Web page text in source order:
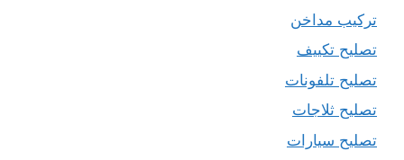
تركيب مداخن
تصليح تكييف
تصليح تلفونات
تصليح ثلاجات
تصليح سيارات